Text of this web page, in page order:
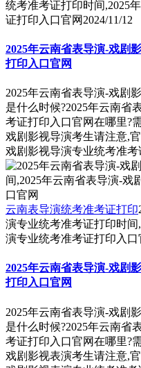
统考准考证打印时间,2025
证打印入口官网 2024/11/12
2025年云南省表导演-戏剧
打印入口官网
2025年云南省表导演-戏剧
是什么时候?2025年云南省
考证打印入口官网在哪里?
戏剧影视导演考生请注意,
戏剧影视导演专业统考准考
云南表导演统考准考证打印
演专业统考准考证打印时
演专业统考准考证打印入口
2025年云南省表导演-戏剧
打印入口官网
2025年云南省表导演-戏剧
是什么时候?2025年云南省
考证打印入口官网在哪里?
戏剧影视表演考生请注意,